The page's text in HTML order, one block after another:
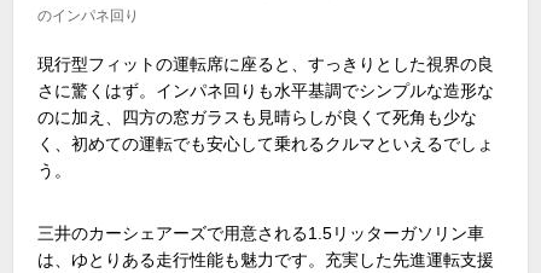
のインパネ回り
現行型フィットの運転席に座ると、すっきりとした視界の良
さに驚くはず。インパネ回りも水平基調でシンプルな造形な
のに加え、四方の窓ガラスも見晴らしが良くて死角も少な
く、初めての運転でも安心して乗れるクルマといえるでしょ
う。
三井のカーシェアーズで用意される1.5リッターガソリン車
は、ゆとりある走行性能も魅力です。充実した先進運転支援